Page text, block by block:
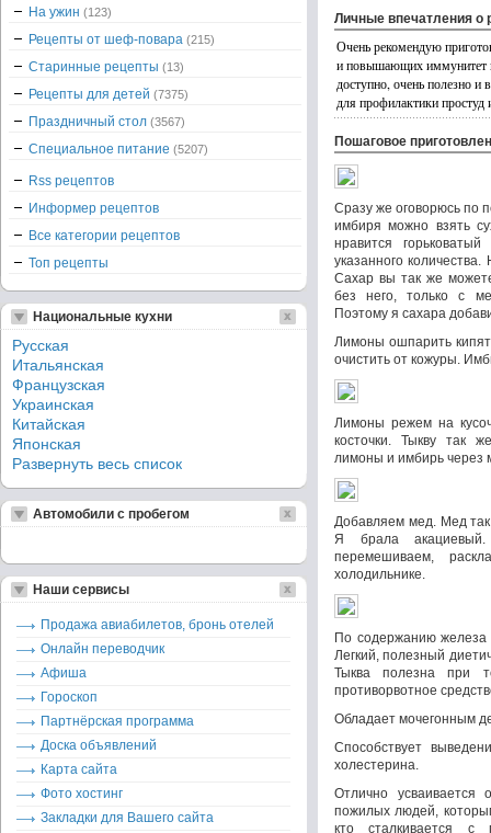
Личные впечатления о
Очень рекомендую
и повышающих иммунитет
доступно, очень полезно
для профилактики простуд
Пошаговое
Сразу же оговорюсь по
имбиря можно взять
нравится
указанного
Сахар вы так же
без него, только с
Поэтому я сахара
Лимоны ошпарить
очистить от кожуры.
Лимоны режем на
косточки. Тыкву так
лимоны и имбирь через
Добавляем мед. Мед
Я брала
перемешиваем,
холодильнике.
По содержанию железа
Легкий, полезный
Тыква полезна при
противорвотное
Обладает мочегонным
Способствует
холестерина.
Отлично
пожилых людей,
кто сталкивается с
На ужин (123)
Рецепты от шеф-повара (215)
Старинные рецепты (13)
Рецепты для детей (7375)
Праздничный стол (3567)
Специальное питание (5207)
Rss рецептов
Информер рецептов
Все категории рецептов
Топ рецепты
Национальные кухни
Русская
Итальянская
Французская
Украинская
Китайская
Японская
Развернуть весь список
Автомобили с пробегом
Наши сервисы
Продажа авиабилетов, бронь отелей
Онлайн переводчик
Афиша
Гороскоп
Партнёрская программа
Доска объявлений
Карта сайта
Фото хостинг
Закладки для Вашего сайта